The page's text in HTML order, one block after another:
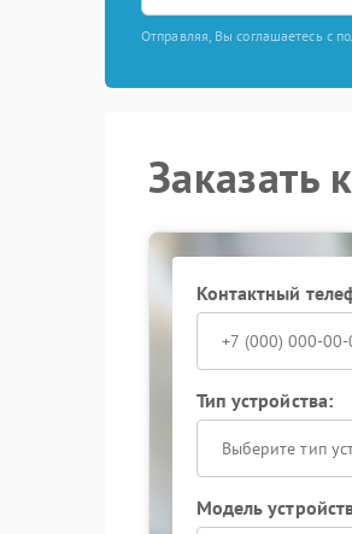
Отправляя, Вы соглашаетесь с
Заказать
Контактный
Тип устройства:
Выберите тип
Модель